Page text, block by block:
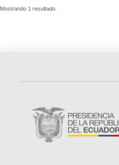
Mostrando 1 resultado.